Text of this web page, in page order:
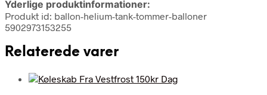
Yderlige produktinformationer:
Produkt id: ballon-helium-tank-tommer-balloner
5902973153255
Relaterede varer